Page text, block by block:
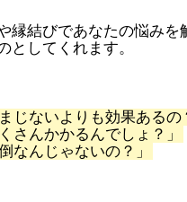
縁結びであなたの悩みを
としてくれます。
じないよりも効果あるの
さんかかるんでしょ？」
なんじゃないの？」